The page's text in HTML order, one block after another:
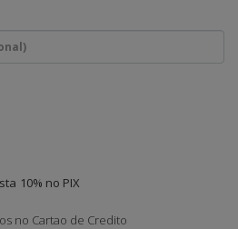
10%
no Cartao de Credito